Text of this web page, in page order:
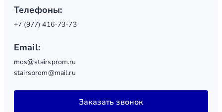
Телефоны:
+7 (977) 416-73-73
Email:
mos@stairsprom.ru
stairsprom@mail.ru
Заказать звонок